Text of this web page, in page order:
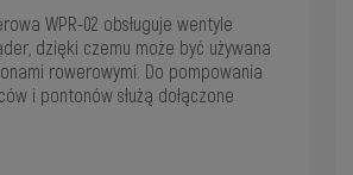
WPR-02 obsługuje wentyle
dzięki czemu może być używana
rowerowymi. Do pompowania
i pontonów służą dołączone